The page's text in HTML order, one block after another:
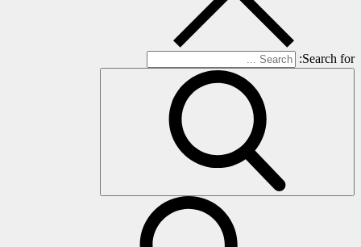
Search for: